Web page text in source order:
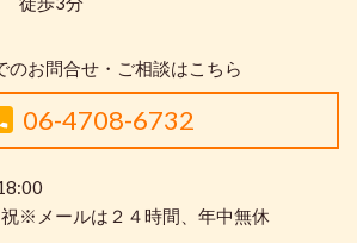
のお問合せ・ご相談はこちら
06-4708-6732
※メールは２４時間、年中無休